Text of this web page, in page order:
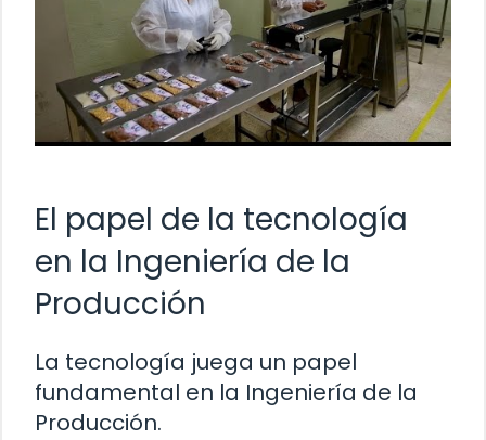
El papel de la tecnología
en la Ingeniería de la
Producción
La tecnología juega un papel
fundamental en la Ingeniería de la
Producción.